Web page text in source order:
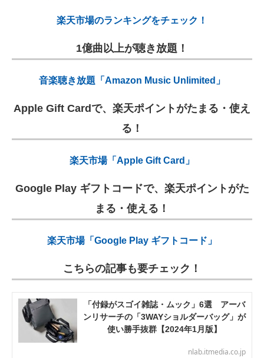
楽天市場のランキングをチェック！
1億曲以上が聴き放題！
音楽聴き放題「Amazon Music Unlimited」
Apple Gift Cardで、楽天ポイントがたまる・使え
る！
楽天市場「Apple Gift Card」
Google Play ギフトコードで、楽天ポイントがた
まる・使える！
楽天市場「Google Play ギフトコード」
こちらの記事も要チェック！
「付録がスゴイ雑誌・ムック」6選 アーバ
ンリサーチの「3WAYショルダーバッグ」が
使い勝手抜群【2024年1月版】
nlab.itmedia.co.jp